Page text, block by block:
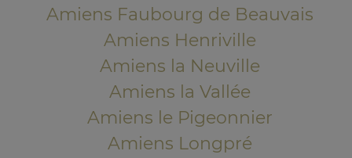
Amiens Faubourg de Beauvais
Amiens Henriville
Amiens la Neuville
Amiens la Vallée
Amiens le Pigeonnier
Amiens Longpré